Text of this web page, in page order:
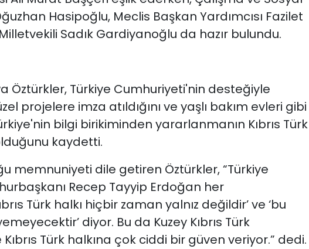
Hasipoğlu, Meclis Başkan Yardımcısı Fazilet
Sadık Gardiyanoğlu da hazır bulundu.
Öztürkler, Türkiye Cumhuriyeti'nin desteğiyle
projelere imza atıldığını ve yaşlı bakım evleri gibi
bilgi birikiminden yararlanmanın Kıbrıs Türk
kaydetti.
memnuniyeti dile getiren Öztürkler, “Türkiye
Recep Tayyip Erdoğan her
Türk halkı hiçbir zaman yalnız değildir’ ve ‘bu
diyor. Bu da Kuzey Kıbrıs Türk
Türk halkına çok ciddi bir güven veriyor.” dedi.